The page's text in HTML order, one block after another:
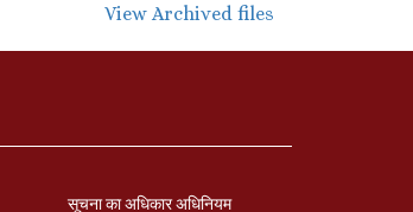
View Archived files
सूचना का अधिकार अधिनियम